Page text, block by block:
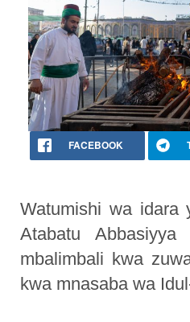
FACEBOOK
Watumishi wa idara
Atabatu Abbasiyya
mbalimbali kwa
kwa mnasaba wa